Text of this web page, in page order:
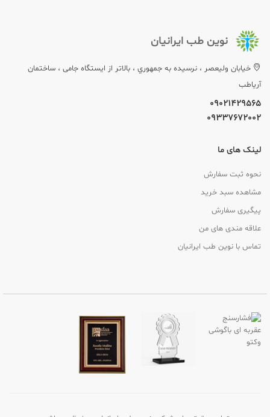
نوین طب ایرانیان
خيابان وليعصر ، نرسيده به جمهوري ، بالاتر از ایستگاه جامی ، ساختمان
آریاطب
09021429565
09337672002
لینک های ما
نحوه ثبت سفارش
مشاهده سبد خرید
پیگیری سفارش
علاقه مندی های من
تماس با نوین طب ایرانیان